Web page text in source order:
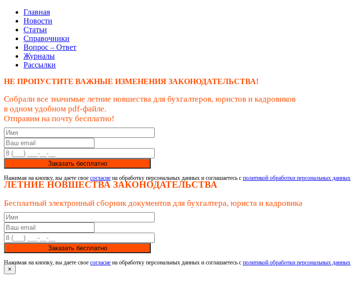
Главная
Новости
Статьи
Справочники
Вопрос – Ответ
Журналы
Рассылки
НЕ ПРОПУСТИТЕ ВАЖНЫЕ ИЗМЕНЕНИЯ ЗАКОНОДАТЕЛЬСТВА!
Собрали все значимые летние новшества для бухгалтеров, юристов и кадровиков
в одном удобном pdf-файле.
Отправим на почту бесплатно!
Заказать бесплатно
Нажимая на кнопку, вы даете свое согласие на обработку персональных данных и соглашаетесь с политикой обработки персональных данных
ЛЕТНИЕ НОВШЕСТВА ЗАКОНОДАТЕЛЬСТВА
Бесплатный электронный сборник документов для бухгалтера, юриста и кадровика
Заказать бесплатно
Нажимая на кнопку, вы даете свое согласие на обработку персональных данных и соглашаетесь с политикой обработки персональных данных
×